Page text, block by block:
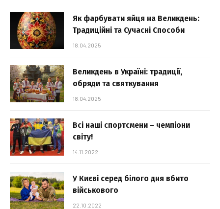
Як фарбувати яйця на Великдень:
Традиційні та Сучасні Способи
18.04.2025
Великдень в Україні: традиції,
обряди та святкування
18.04.2025
Всі наші спортсмени – чемпіони
світу!
14.11.2022
У Києві серед білого дня вбито
військового
22.10.2022